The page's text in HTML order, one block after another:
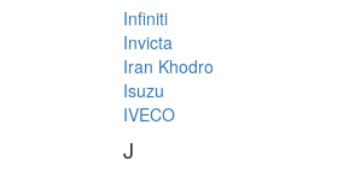
Infiniti
Invicta
Iran Khodro
Isuzu
IVECO
J